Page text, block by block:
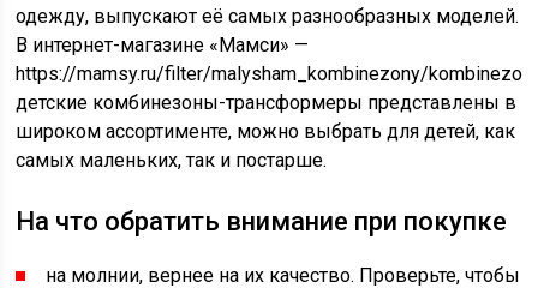
одежду, выпускают её самых разнообразных моделей.
В интернет-магазине «Мамси» —
https://mamsy.ru/filter/malysham_kombinezony/
детские комбинезоны-трансформеры представлены в
широком ассортименте, можно выбрать для детей, как
самых маленьких, так и постарше.
На что обратить внимание при покупке
на молнии, вернее на их качество. Проверьте, чтобы